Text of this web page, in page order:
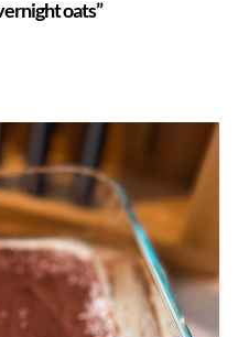
oats”